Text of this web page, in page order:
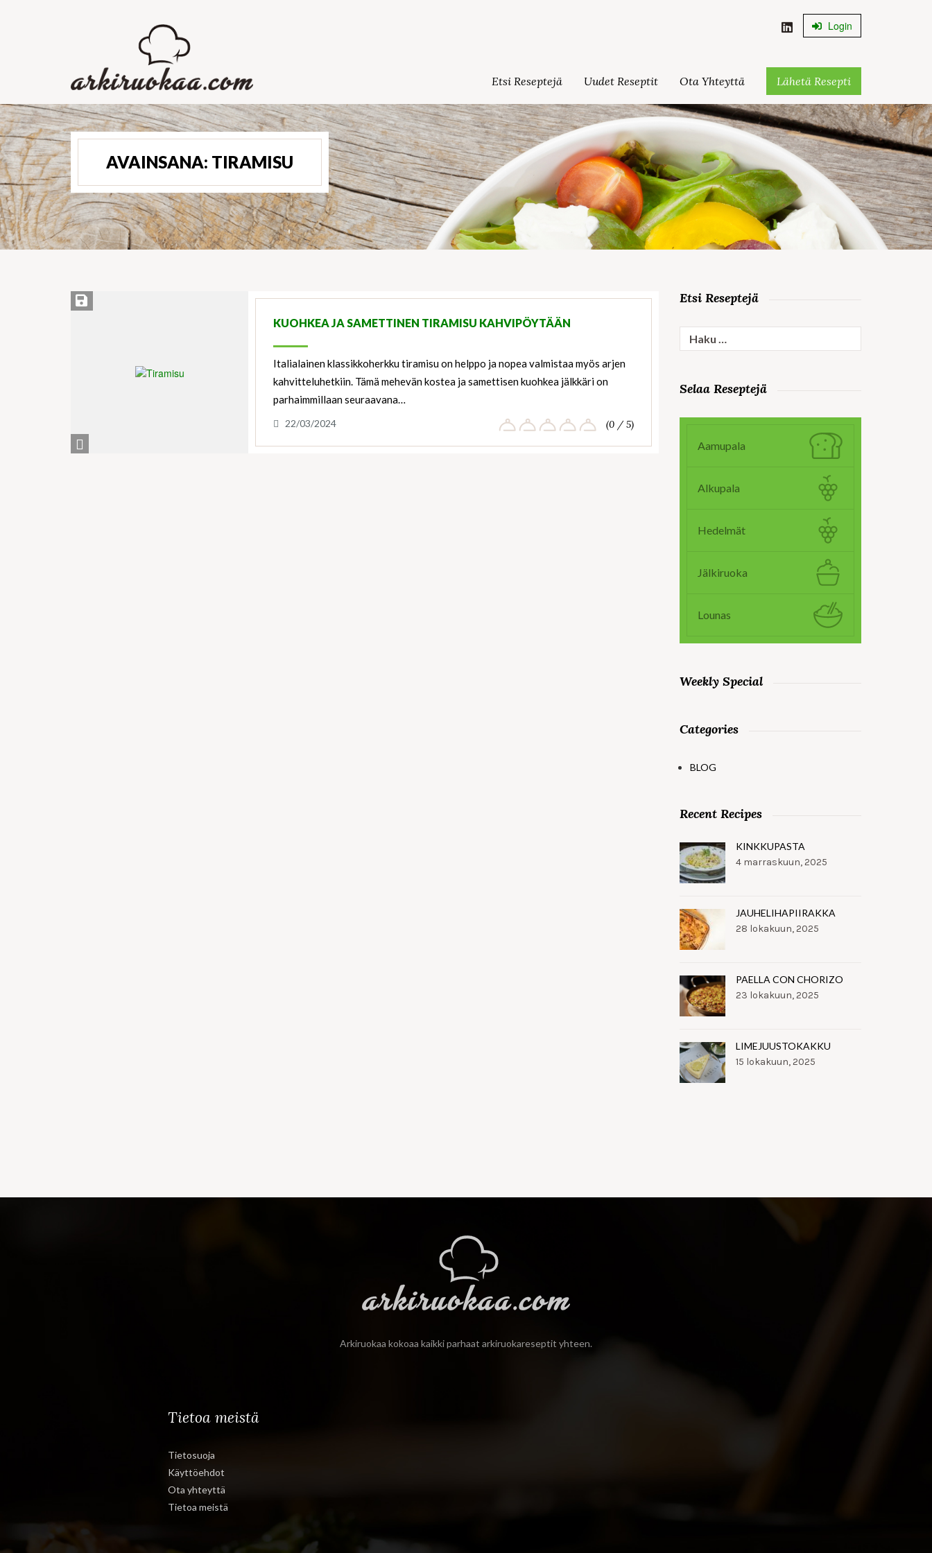
Login
Etsi Reseptejä Uudet Reseptit Ota Yhteyttä Lähetä Resepti
AVAINSANA: TIRAMISU
View
Ingredients
Save Recipe
KUOHKEA JA SAMETTINEN TIRAMISU KAHVIPÖYTÄÄN
Italialainen klassikkoherkku tiramisu on helppo ja nopea valmistaa myös arjen
kahvitteluhetkiin. Tämä mehevän kostea ja samettisen kuohkea jälkkäri on
parhaimmillaan seuraavana…
22/03/2024 (0 / 5)
Etsi Reseptejä
Selaa Reseptejä
Aamupala
Alkupala
Hedelmät
Jälkiruoka
Lounas
Weekly Special
Categories
BLOG
Recent Recipes
KINKKUPASTA
4 marraskuun, 2025
JAUHELIHAPIIRAKKA
28 lokakuun, 2025
PAELLA CON CHORIZO
23 lokakuun, 2025
LIMEJUUSTOKAKKU
15 lokakuun, 2025
Arkiruokaa kokoaa kaikki parhaat arkiruokareseptit yhteen.
Tietoa meistä
Tietosuoja
Käyttöehdot
Ota yhteyttä
Tietoa meistä